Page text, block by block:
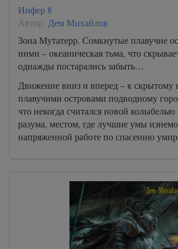
Инфер 8
Автор: Дем Михайлов
Зона Мутатерр. Сомкнутые плавучие
ними – океаническая тьма, что
однажды постарались забыть…
Движение вниз и вперед – к скрытому
плавучими островами подводному
что некогда считался новой колыбелью
разума, местом, где лучшие умы
напряженной работе по спасению